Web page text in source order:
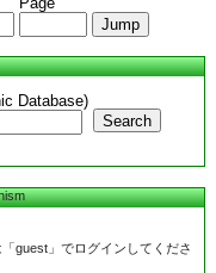
Database)
Search
guest」でログインしてくださ